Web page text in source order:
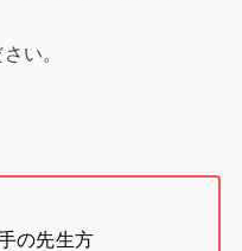
い。
の先生方